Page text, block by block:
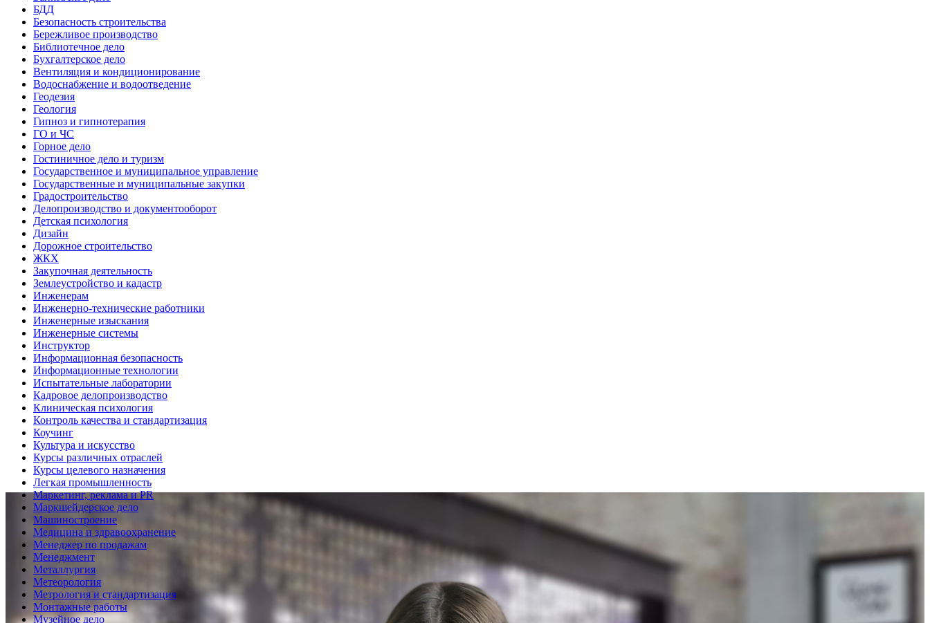
БДД
Безопасность строительства
Бережливое производство
Библиотечное дело
Бухгалтерское дело
Вентиляция и кондиционирование
Водоснабжение и водоотведение
Геодезия
Геология
Гипноз и гипнотерапия
ГО и ЧС
Горное дело
Гостиничное дело и туризм
Государственное и муниципальное управление
Государственные и муниципальные закупки
Градостроительство
Делопроизводство и документооборот
Детская психология
Дизайн
Дорожное строительство
ЖКХ
Закупочная деятельность
Землеустройство и кадастр
Инженерам
Инженерно-технические работники
Инженерные изыскания
Инженерные системы
Инструктор
Информационная безопасность
Информационные технологии
Испытательные лаборатории
Кадровое делопроизводство
Клиническая психология
Контроль качества и стандартизация
Коучинг
Культура и искусство
Курсы различных отраслей
Курсы целевого назначения
Легкая промышленность
Маркетинг, реклама и PR
Маркшейдерское дело
Машиностроение
Медицина и здравоохранение
Менеджер по продажам
Менеджмент
Металлургия
Метеорология
Метрология и стандартизация
Монтажные работы
Музейное дело